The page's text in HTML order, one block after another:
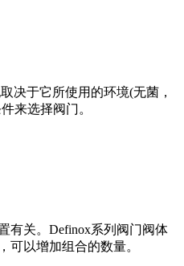
决于它所使用的环境(无菌，
来选择阀门。
有关。Definox系列阀门阀体
以增加组合的数量。